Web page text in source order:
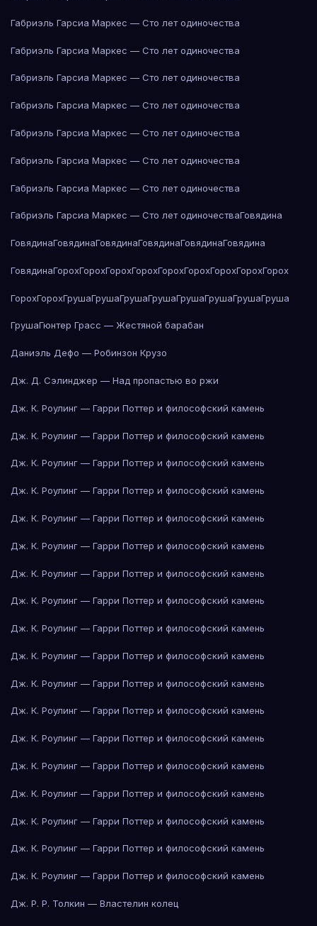
Габриэль Гарсиа Маркес — Сто лет одиночества
Габриэль Гарсиа Маркес — Сто лет одиночества
Габриэль Гарсиа Маркес — Сто лет одиночества
Габриэль Гарсиа Маркес — Сто лет одиночества
Габриэль Гарсиа Маркес — Сто лет одиночества
Габриэль Гарсиа Маркес — Сто лет одиночества
Габриэль Гарсиа Маркес — Сто лет одиночества
Габриэль Гарсиа Маркес — Сто лет одиночестваГовядина
ГовядинаГовядинаГовядинаГовядинаГовядинаГовядина
ГовядинаГорохГорохГорохГорохГорохГорохГорохГорохГорох
ГорохГорохГрушаГрушаГрушаГрушаГрушаГрушаГрушаГруша
ГрушаГюнтер Грасс — Жестяной барабан
Даниэль Дефо — Робинзон Крузо
Дж. Д. Сэлинджер — Над пропастью во ржи
Дж. К. Роулинг — Гарри Поттер и философский камень
Дж. К. Роулинг — Гарри Поттер и философский камень
Дж. К. Роулинг — Гарри Поттер и философский камень
Дж. К. Роулинг — Гарри Поттер и философский камень
Дж. К. Роулинг — Гарри Поттер и философский камень
Дж. К. Роулинг — Гарри Поттер и философский камень
Дж. К. Роулинг — Гарри Поттер и философский камень
Дж. К. Роулинг — Гарри Поттер и философский камень
Дж. К. Роулинг — Гарри Поттер и философский камень
Дж. К. Роулинг — Гарри Поттер и философский камень
Дж. К. Роулинг — Гарри Поттер и философский камень
Дж. К. Роулинг — Гарри Поттер и философский камень
Дж. К. Роулинг — Гарри Поттер и философский камень
Дж. К. Роулинг — Гарри Поттер и философский камень
Дж. К. Роулинг — Гарри Поттер и философский камень
Дж. К. Роулинг — Гарри Поттер и философский камень
Дж. К. Роулинг — Гарри Поттер и философский камень
Дж. К. Роулинг — Гарри Поттер и философский камень
Дж. Р. Р. Толкин — Властелин колец